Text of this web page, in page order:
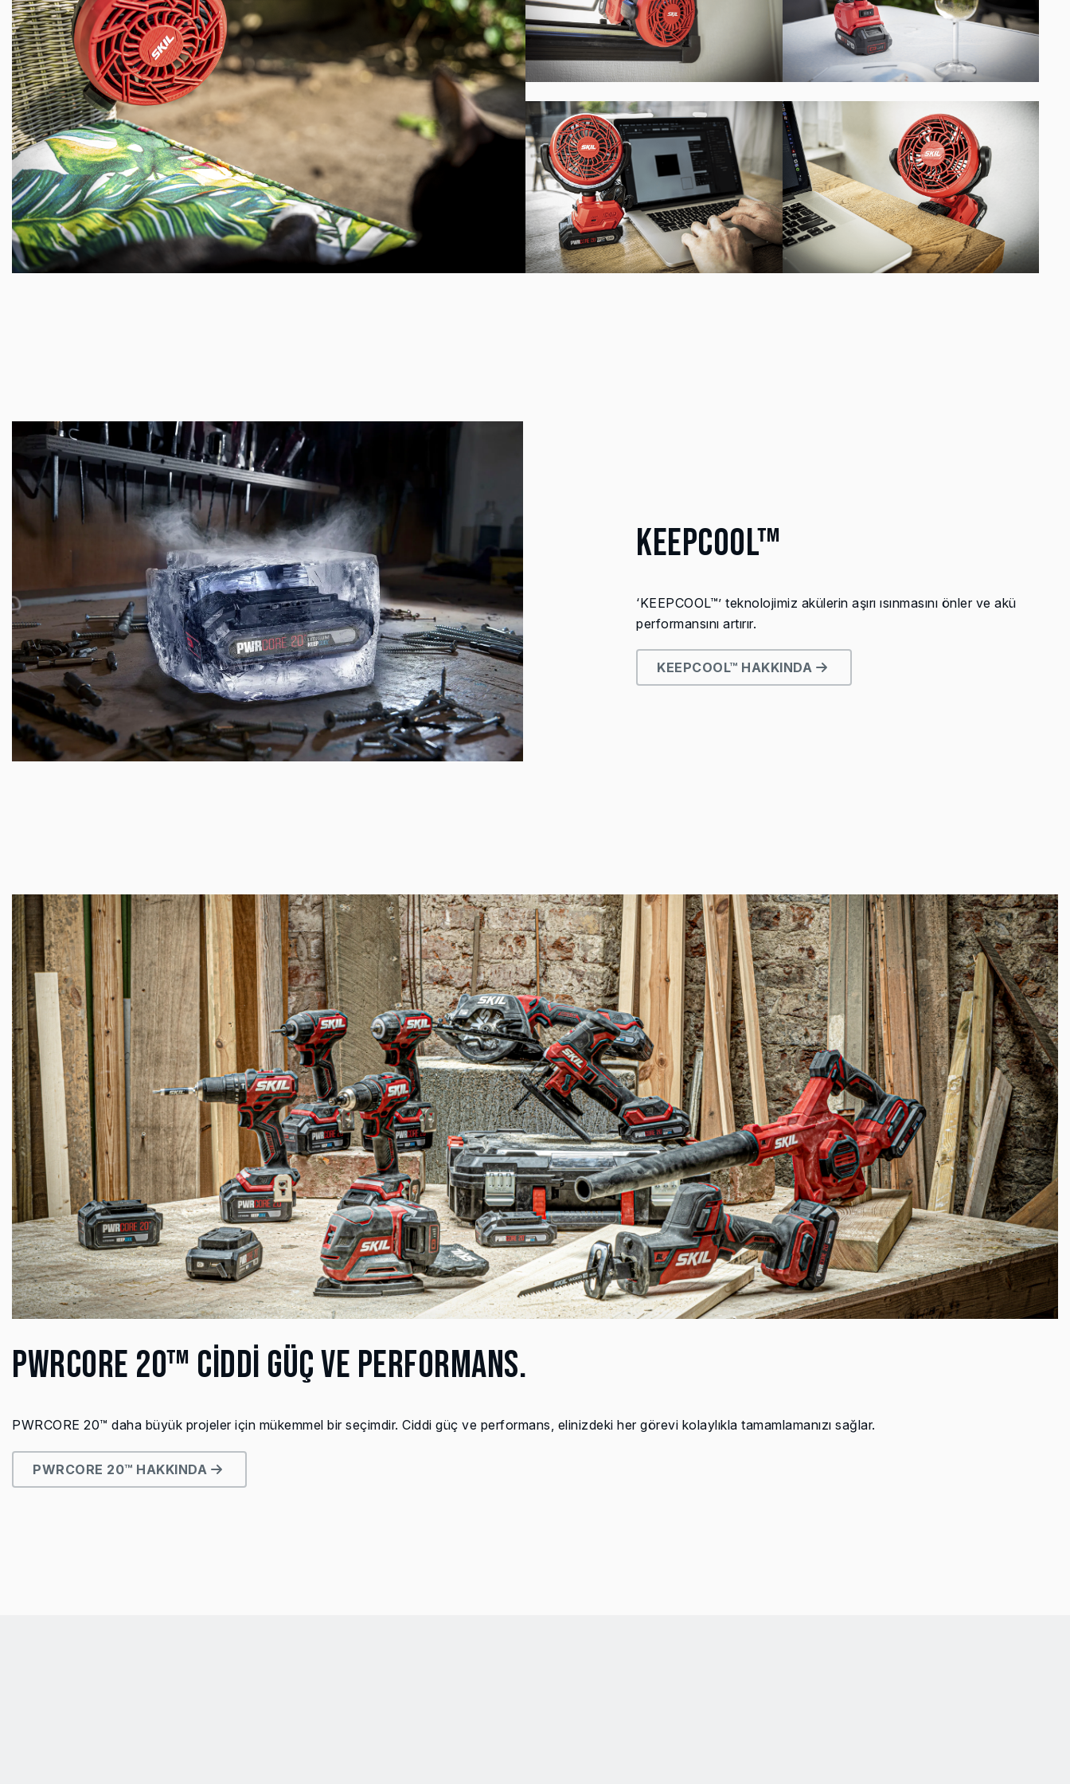
KEEPCOOL™
‘KEEPCOOL™’ teknolojimiz akülerin aşırı ısınmasını önler ve akü
performansını artırır.
KEEPCOOL™ HAKKINDA
PWRCORE 20™ CİDDİ GÜÇ VE PERFORMANS.
PWRCORE 20™ daha büyük projeler için mükemmel bir seçimdir. Ciddi güç ve performans, elinizdeki her görevi kolaylıkla tamamlamanızı sağlar.
PWRCORE 20™ HAKKINDA